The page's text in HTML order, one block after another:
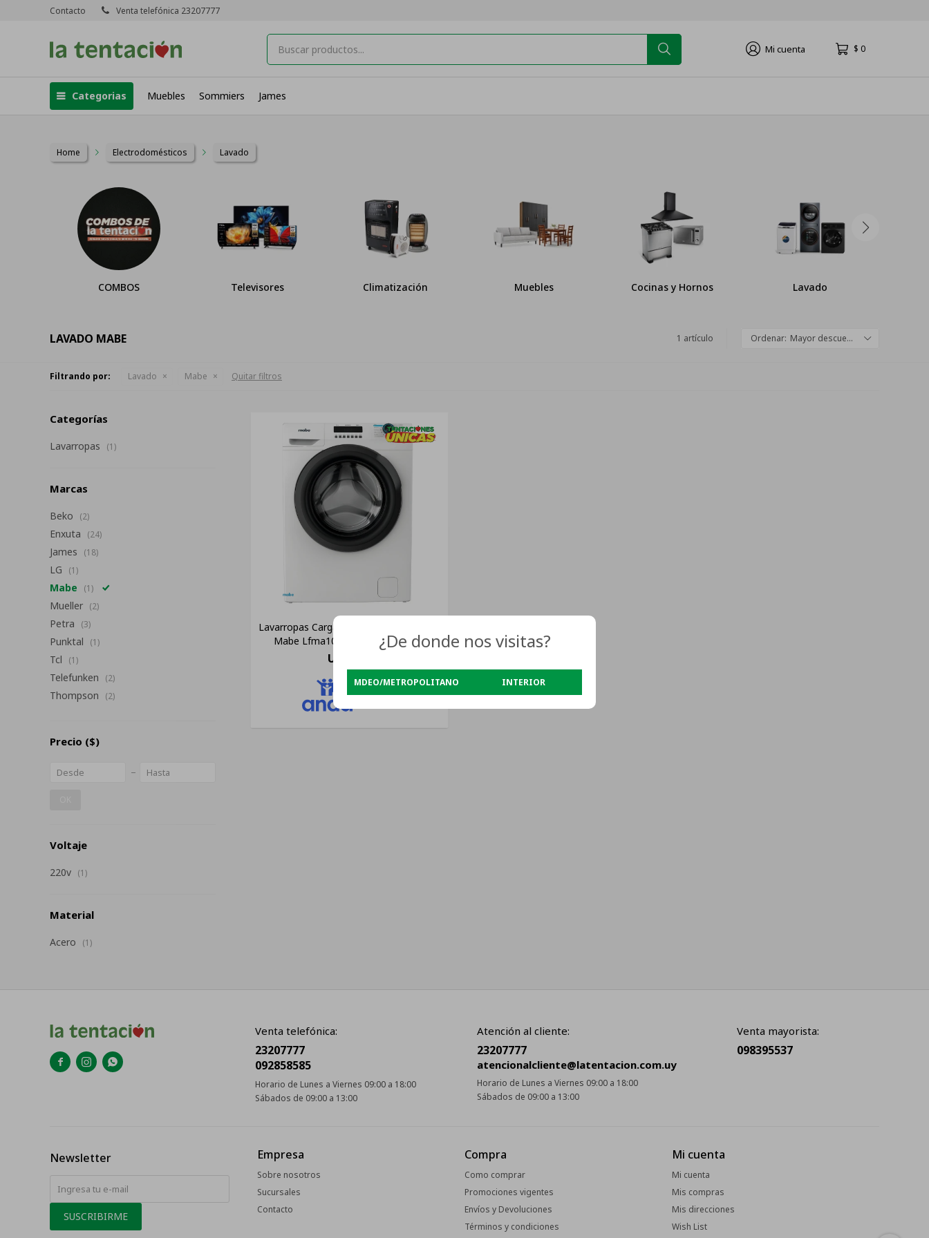
Categorias Muebles Sommiers James
$ 0
Contacto Venta telefónica 23207777
Home Electrodomésticos Lavado
COMBOS Televisores Climatización Muebles Cocinas y Hornos Lavado
LAVADO MABE 1 artículo Mayor descuento
Filtrando por: Lavado Mabe Quitar filtros
Lavarropas Carga Frontal Inverter 10 Kg
Mabe Lfma1014sb0 Color Blanco
USD
USD470
Categorías
Lavarropas (1)
Marcas
Beko (2)
Enxuta (24)
James (18)
LG (1)
Mabe (1)
Mueller (2)
Petra (3)
Punktal (1)
Tcl (1)
Telefunken (2)
Thompson (2)
Precio ($)
Voltaje
220v (1)
Material
Acero (1)
  
Venta telefónica:
23207777
092858585
Horario de Lunes a Viernes 09:00 a 18:00
Sábados de 09:00 a 13:00
Atención al cliente:
23207777
atencionalcliente@latentacion.com.uy
Horario de Lunes a Viernes 09:00 a 18:00
Sábados de 09:00 a 13:00
Venta mayorista:
098395537
Empresa
Sobre nosotros
Sucursales
Contacto
Compra
Como comprar
Promociones vigentes
Envíos y Devoluciones
Términos y condiciones
Mi cuenta
Mi cuenta
Mis compras
Mis direcciones
Wish List
Newsletter
SUSCRIBIRME
¿De donde nos visitas?
MDEO/METROPOLITANO INTERIOR